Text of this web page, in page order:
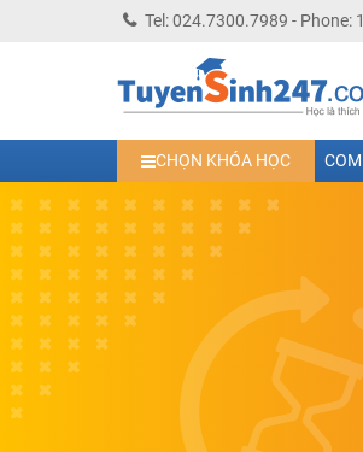
Tel: 024.7300.7989 - Phone:
CHỌN KHÓA HỌC
Học trực tuyến lớp 10 các
Học online trực tuyến cấp
Học online lớp 5 cùng thầy
Học online lớp 7 cùng thầy
Học online lớp 6 cùng thầy
Học online lớp 8 cùng thầy
2K13! Bứt Phá Lớp 5 Năm